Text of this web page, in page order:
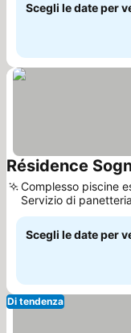
Scegli le date per
Résidence
Complesso piscine
Servizio di
Scegli le date per
Di tendenza